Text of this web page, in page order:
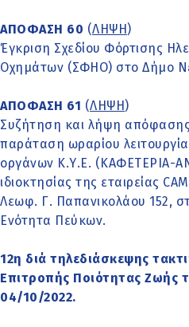
ΑΠΟΦΑΣΗ 60 (ΛΗΨΗ )
Έγκριση Σχεδίου Φόρτισης
Οχημάτων (ΣΦΗΟ) στο Δήμο
ΑΠΟΦΑΣΗ 61 (ΛΗΨΗ )
Συζήτηση και λήψη
παράταση ωραρίου
οργάνων Κ.Υ.Ε. (ΚΑΦΕΤΕΡΙΑ-
ιδιοκτησίας της εταιρείας
Λεωφ. Γ. Παπανικολάου 152,
Ενότητα Πεύκων.
12η διά τηλεδιάσκεψης
Επιτροπής Ποιότητας Ζωής
04/10/2022.